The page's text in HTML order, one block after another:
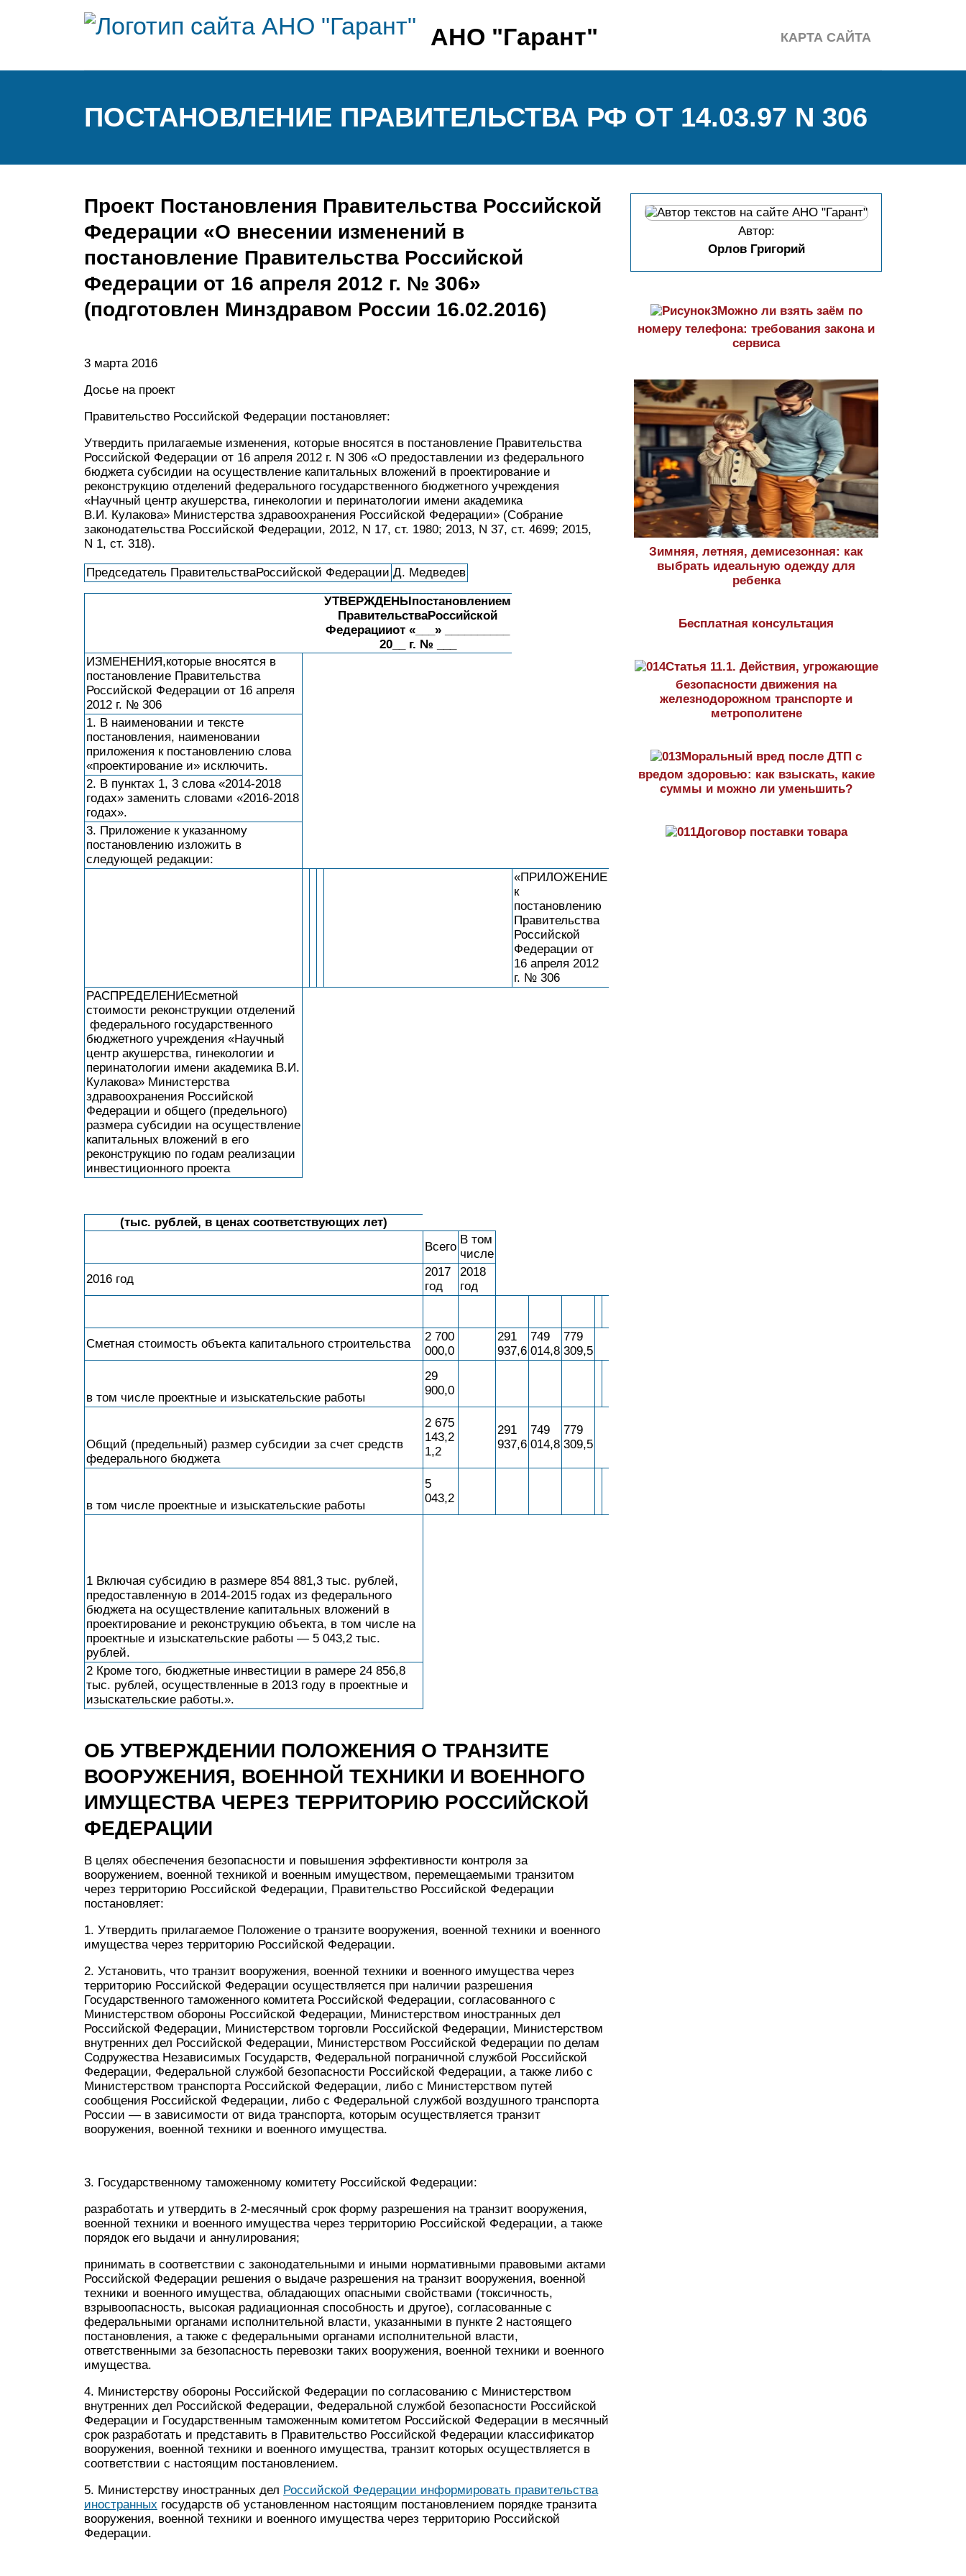
АНО "Гарант" КАРТА САЙТА
ПОСТАНОВЛЕНИЕ ПРАВИТЕЛЬСТВА РФ ОТ 14.03.97 N 306
Проект Постановления Правительства Российской
Федерации «О внесении изменений в
постановление Правительства Российской
Федерации от 16 апреля 2012 г. № 306»
(подготовлен Минздравом России 16.02.2016)
3 марта 2016
Досье на проект
Правительство Российской Федерации постановляет:
Утвердить прилагаемые изменения, которые вносятся в постановление Правительства
Российской Федерации от 16 апреля 2012 г. N 306 «О предоставлении из федерального
бюджета субсидии на осуществление капитальных вложений в проектирование и
реконструкцию отделений федерального государственного бюджетного учреждения
«Научный центр акушерства, гинекологии и перинатологии имени академика
В.И. Кулакова» Министерства здравоохранения Российской Федерации» (Собрание
законодательства Российской Федерации, 2012, N 17, ст. 1980; 2013, N 37, ст. 4699; 2015,
N 1, ст. 318).
Председатель ПравительстваРоссийской Федерации Д. Медведев
УТВЕРЖДЕНЫпостановлением
ПравительстваРоссийской
Федерацииот «___» __________
20__ г. № ___
ИЗМЕНЕНИЯ,которые вносятся в
постановление Правительства
Российской Федерации от 16 апреля
2012 г. № 306
1. В наименовании и тексте
постановления, наименовании
приложения к постановлению слова
«проектирование и» исключить.
2. В пунктах 1, 3 слова «2014-2018
годах» заменить словами «2016-2018
годах».
3. Приложение к указанному
постановлению изложить в
следующей редакции:
«ПРИЛОЖЕНИЕ
к
постановлению
Правительства
Российской
Федерации от
16 апреля 2012
г. № 306
РАСПРЕДЕЛЕНИЕсметной
стоимости реконструкции отделений
федерального государственного
бюджетного учреждения «Научный
центр акушерства, гинекологии и
перинатологии имени академика В.И.
Кулакова» Министерства
здравоохранения Российской
Федерации и общего (предельного)
размера субсидии на осуществление
капитальных вложений в его
реконструкцию по годам реализации
инвестиционного проекта
(тыс. рублей, в ценах соответствующих лет)
Всего
В том
числе
2016 год
2017
год
2018
год
Сметная стоимость объекта капитального строительства
2 700
000,0
291
937,6
749
014,8
779
309,5
в том числе проектные и изыскательские работы
29
900,0
Общий (предельный) размер субсидии за счет средств
федерального бюджета
2 675
143,2
1,2
291
937,6
749
014,8
779
309,5
в том числе проектные и изыскательские работы
5
043,2
1 Включая субсидию в размере 854 881,3 тыс. рублей,
предоставленную в 2014-2015 годах из федерального
бюджета на осуществление капитальных вложений в
проектирование и реконструкцию объекта, в том числе на
проектные и изыскательские работы — 5 043,2 тыс.
рублей.
2 Кроме того, бюджетные инвестиции в рамере 24 856,8
тыс. рублей, осуществленные в 2013 году в проектные и
изыскательские работы.».
ОБ УТВЕРЖДЕНИИ ПОЛОЖЕНИЯ О ТРАНЗИТЕ
ВООРУЖЕНИЯ, ВОЕННОЙ ТЕХНИКИ И ВОЕННОГО
ИМУЩЕСТВА ЧЕРЕЗ ТЕРРИТОРИЮ РОССИЙСКОЙ
ФЕДЕРАЦИИ
В целях обеспечения безопасности и повышения эффективности контроля за
вооружением, военной техникой и военным имуществом, перемещаемыми транзитом
через территорию Российской Федерации, Правительство Российской Федерации
постановляет:
1. Утвердить прилагаемое Положение о транзите вооружения, военной техники и военного
имущества через территорию Российской Федерации.
2. Установить, что транзит вооружения, военной техники и военного имущества через
территорию Российской Федерации осуществляется при наличии разрешения
Государственного таможенного комитета Российской Федерации, согласованного с
Министерством обороны Российской Федерации, Министерством иностранных дел
Российской Федерации, Министерством торговли Российской Федерации, Министерством
внутренних дел Российской Федерации, Министерством Российской Федерации по делам
Содружества Независимых Государств, Федеральной пограничной службой Российской
Федерации, Федеральной службой безопасности Российской Федерации, а также либо с
Министерством транспорта Российской Федерации, либо с Министерством путей
сообщения Российской Федерации, либо с Федеральной службой воздушного транспорта
России — в зависимости от вида транспорта, которым осуществляется транзит
вооружения, военной техники и военного имущества.
3. Государственному таможенному комитету Российской Федерации:
разработать и утвердить в 2-месячный срок форму разрешения на транзит вооружения,
военной техники и военного имущества через территорию Российской Федерации, а также
порядок его выдачи и аннулирования;
принимать в соответствии с законодательными и иными нормативными правовыми актами
Российской Федерации решения о выдаче разрешения на транзит вооружения, военной
техники и военного имущества, обладающих опасными свойствами (токсичность,
взрывоопасность, высокая радиационная способность и другое), согласованные с
федеральными органами исполнительной власти, указанными в пункте 2 настоящего
постановления, а также с федеральными органами исполнительной власти,
ответственными за безопасность перевозки таких вооружения, военной техники и военного
имущества.
4. Министерству обороны Российской Федерации по согласованию с Министерством
внутренних дел Российской Федерации, Федеральной службой безопасности Российской
Федерации и Государственным таможенным комитетом Российской Федерации в месячный
срок разработать и представить в Правительство Российской Федерации классификатор
вооружения, военной техники и военного имущества, транзит которых осуществляется в
соответствии с настоящим постановлением.
5. Министерству иностранных дел Российской Федерации информировать правительства
иностранных государств об установленном настоящим постановлением порядке транзита
вооружения, военной техники и военного имущества через территорию Российской
Федерации.
Автор:
Орлов Григорий
Можно ли взять заём по
номеру телефона: требования закона и
сервиса
Зимняя, летняя, демисезонная: как
выбрать идеальную одежду для
ребенка
Бесплатная консультация
Статья 11.1. Действия, угрожающие
безопасности движения на
железнодорожном транспорте и
метрополитене
Моральный вред после ДТП с
вредом здоровью: как взыскать, какие
суммы и можно ли уменьшить?
Договор поставки товара